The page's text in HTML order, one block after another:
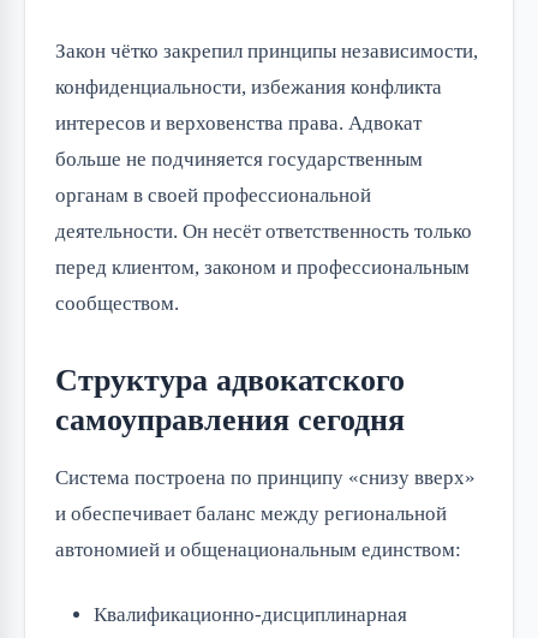
Закон чётко закрепил принципы независимости,
конфиденциальности, избежания конфликта
интересов и верховенства права. Адвокат
больше не подчиняется государственным
органам в своей профессиональной
деятельности. Он несёт ответственность только
перед клиентом, законом и профессиональным
сообществом.
Структура адвокатского
самоуправления сегодня
Система построена по принципу «снизу вверх»
и обеспечивает баланс между региональной
автономией и общенациональным единством:
Квалификационно-дисциплинарная